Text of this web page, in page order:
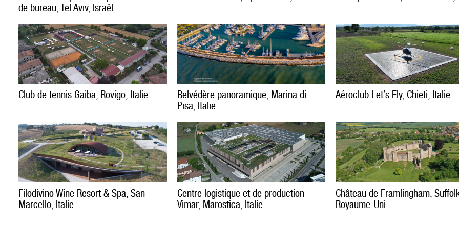
de bureau, Tel Aviv, Israël
Club de tennis Gaiba, Rovigo, Italie
Belvédère panoramique, Marina di
Pisa, Italie
Aéroclub Let’s Fly, Chieti, Italie
Filodivino Wine Resort & Spa, San
Marcello, Italie
Centre logistique et de production
Vimar, Marostica, Italie
Château de Framlingham,
Royaume-Uni